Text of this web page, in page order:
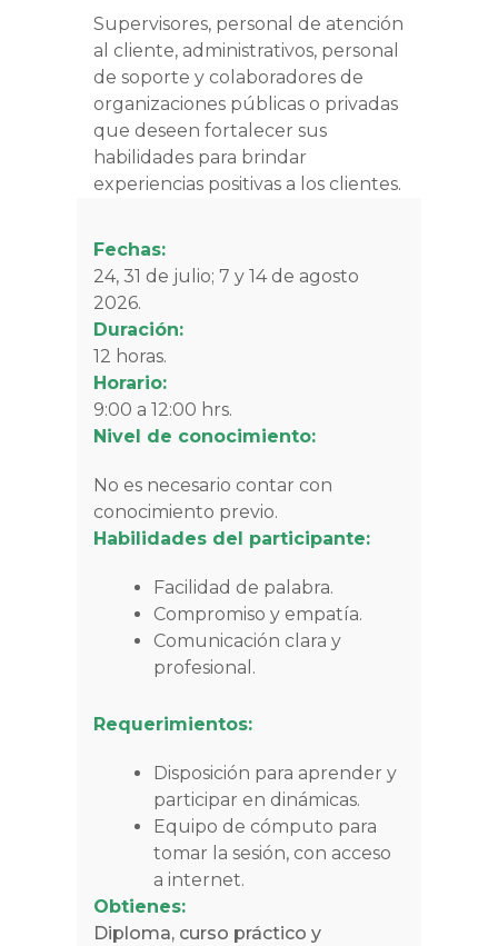
Supervisores, personal de atención
al cliente, administrativos, personal
de soporte y colaboradores de
organizaciones públicas o privadas
que deseen fortalecer sus
habilidades para brindar
experiencias positivas a los clientes.
Fechas:
24, 31 de julio; 7 y 14 de agosto
2026.
Duración:
12 horas.
Horario:
9:00 a 12:00 hrs.
Nivel de conocimiento:
No es necesario contar con
conocimiento previo.
Habilidades del participante:
Facilidad de palabra.
Compromiso y empatía.
Comunicación clara y
profesional.
Requerimientos:
Disposición para aprender y
participar en dinámicas.
Equipo de cómputo para
tomar la sesión, con acceso
a internet.
Obtienes:
Diploma, curso práctico y